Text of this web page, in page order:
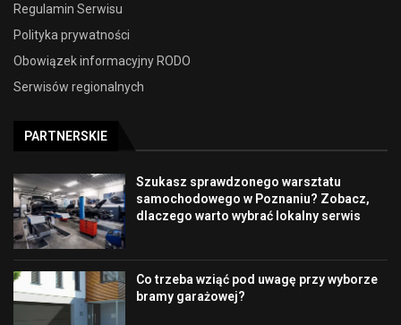
Regulamin Serwisu
Polityka prywatności
Obowiązek informacyjny RODO
Serwisów regionalnych
PARTNERSKIE
Szukasz sprawdzonego warsztatu
samochodowego w Poznaniu? Zobacz,
dlaczego warto wybrać lokalny serwis
Co trzeba wziąć pod uwagę przy wyborze
bramy garażowej?